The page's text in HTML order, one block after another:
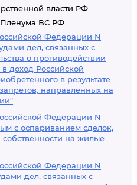
власти РФ
ВС РФ
Федерации N
дел, связанных с
о противодействии
доход Российской
в результате
направленных на
Федерации N
с оспариванием сделок,
на жилые
Федерации N
дел, связанных с